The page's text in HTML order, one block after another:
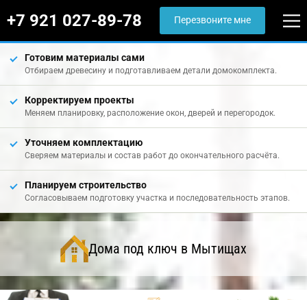
+7 921 027-89-78 Перезвоните мне
Готовим материалы сами
Отбираем древесину и подготавливаем детали домокомплекта.
Корректируем проекты
Меняем планировку, расположение окон, дверей и перегородок.
Уточняем комплектацию
Сверяем материалы и состав работ до окончательного расчёта.
Планируем строительство
Согласовываем подготовку участка и последовательность этапов.
Дома под ключ в Мытищах